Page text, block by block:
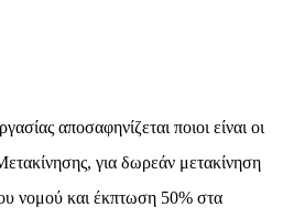
αποσαφηνίζεται ποιοι είναι οι
για δωρεάν μετακίνηση
νομού και έκπτωση 50% στα